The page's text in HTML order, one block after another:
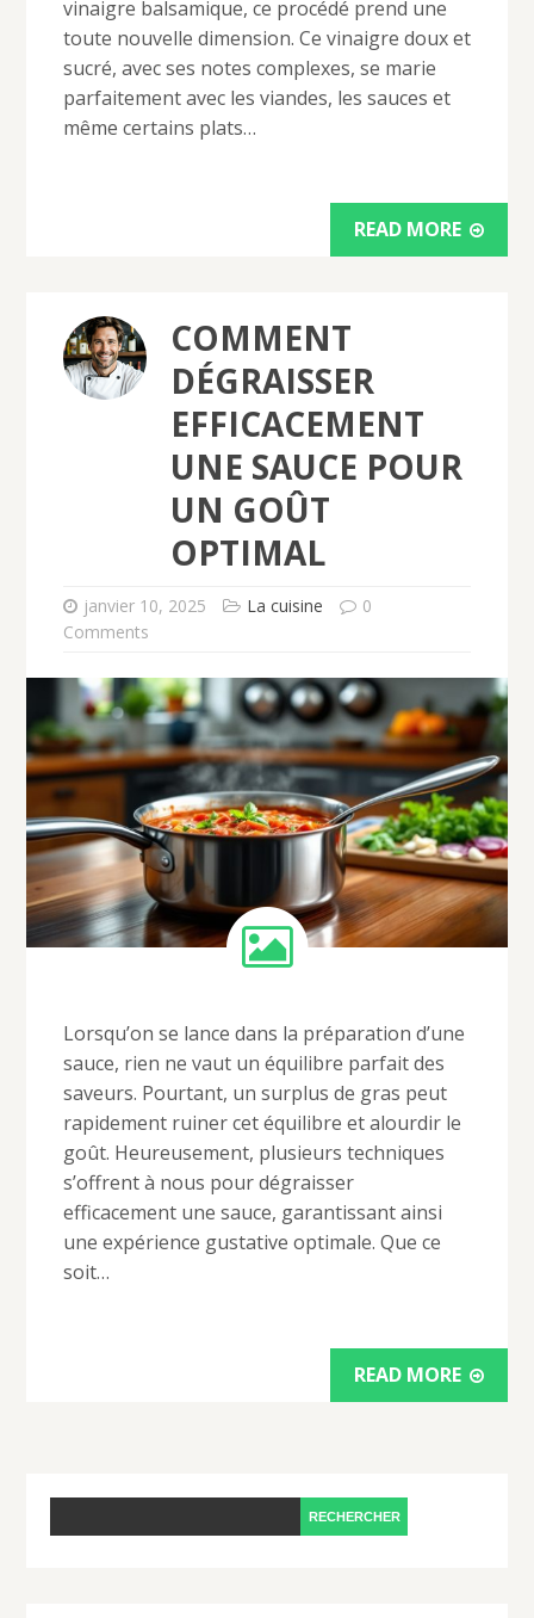
vinaigre balsamique, ce procédé prend une
toute nouvelle dimension. Ce vinaigre doux et
sucré, avec ses notes complexes, se marie
parfaitement avec les viandes, les sauces et
même certains plats…
READ MORE
COMMENT
DÉGRAISSER
EFFICACEMENT
UNE SAUCE POUR
UN GOÛT
OPTIMAL
janvier 10, 2025 La cuisine
0
Comments
Lorsqu’on se lance dans la préparation d’une
sauce, rien ne vaut un équilibre parfait des
saveurs. Pourtant, un surplus de gras peut
rapidement ruiner cet équilibre et alourdir le
goût. Heureusement, plusieurs techniques
s’offrent à nous pour dégraisser
efficacement une sauce, garantissant ainsi
une expérience gustative optimale. Que ce
soit…
READ MORE